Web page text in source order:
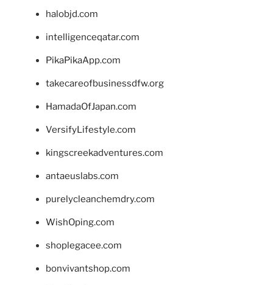
halobjd.com
intelligenceqatar.com
PikaPikaApp.com
takecareofbusinessdfw.org
HamadaOfJapan.com
VersifyLifestyle.com
kingscreekadventures.com
antaeuslabs.com
purelycleanchemdry.com
WishOping.com
shoplegacee.com
bonvivantshop.com